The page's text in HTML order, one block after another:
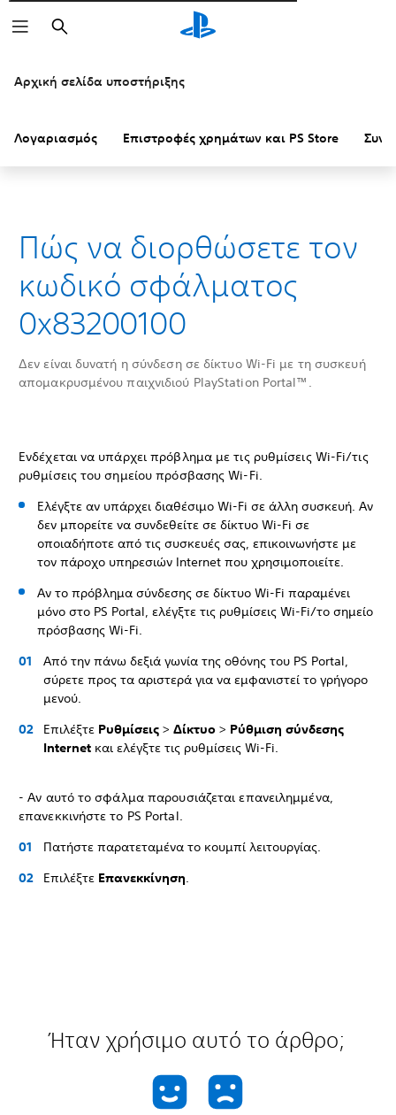
Αναζήτηση
Αρχική σελίδα υποστήριξης
Λογαριασμός Επιστροφές χρημάτων και PS Store
Πώς να διορθώσετε τον
κωδικό σφάλματος
0x83200100
Δεν είναι δυνατή η σύνδεση σε δίκτυο Wi-Fi με τη συσκευή
απομακρυσμένου παιχνιδιού PlayStation Portal™.
Ενδέχεται να υπάρχει πρόβλημα με τις ρυθμίσεις Wi-Fi/τις
ρυθμίσεις του σημείου πρόσβασης Wi-Fi.
Ελέγξτε αν υπάρχει διαθέσιμο Wi-Fi σε άλλη συσκευή. Αν
δεν μπορείτε να συνδεθείτε σε δίκτυο Wi-Fi σε
οποιαδήποτε από τις συσκευές σας, επικοινωνήστε με
τον πάροχο υπηρεσιών Internet που χρησιμοποιείτε.
Αν το πρόβλημα σύνδεσης σε δίκτυο Wi-Fi παραμένει
μόνο στο PS Portal, ελέγξτε τις ρυθμίσεις Wi-Fi/το σημείο
πρόσβασης Wi-Fi.
Από την πάνω δεξιά γωνία της οθόνης του PS Portal,
σύρετε προς τα αριστερά για να εμφανιστεί το γρήγορο
μενού.
Επιλέξτε Ρυθμίσεις > Δίκτυο > Ρύθμιση σύνδεσης
Internet και ελέγξτε τις ρυθμίσεις Wi-Fi.
- Αν αυτό το σφάλμα παρουσιάζεται επανειλημμένα,
επανεκκινήστε το PS Portal.
Πατήστε παρατεταμένα το κουμπί λειτουργίας.
Επιλέξτε Επανεκκίνηση.
Ήταν χρήσιμο αυτό το άρθρο;